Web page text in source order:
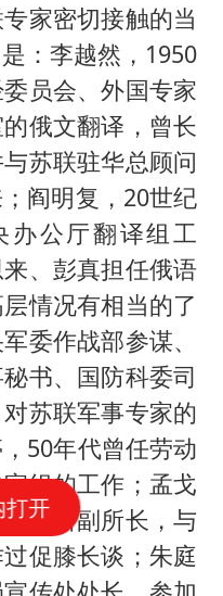
家密切接触的当
：李越然，1950
员会、外国专家
俄文翻译，曾长
苏联驻华总顾问
阎明复，20世纪
办公厅翻译组工
、彭真担任俄语
情况有相当的了
委作战部参谋、
书、国防科委司
苏联军事专家的
50年代曾任劳动
组的工作；孟戈
究所副所长，与
促膝长谈；朱庭
开